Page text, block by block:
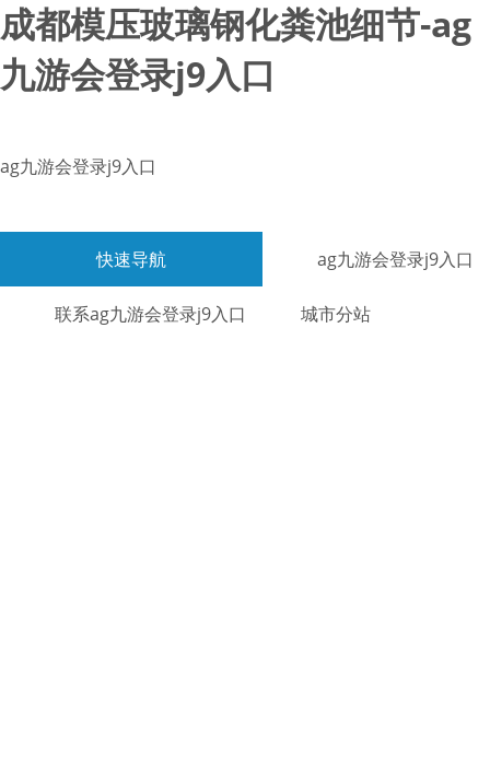
成都模压玻璃钢化粪池细节-ag
九游会登录j9入口
ag九游会登录j9入口
快速导航 ag九游会登录j9入口
联系ag九游会登录j9入口 城市分站